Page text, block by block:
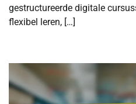
gestructureerde digitale
flexibel leren, […]